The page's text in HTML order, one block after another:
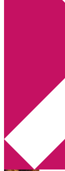
Webbshop
Min tv-
You are here:Home
2011-04-22